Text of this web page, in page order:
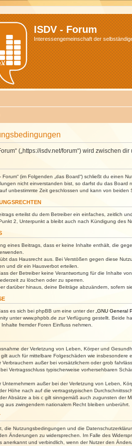
ISDV - Forum
Interessengemeinschaft der
(„https://isdv.net/forum“) wird
Forum“ (im Folgenden „das Board“) schließt du einen
nicht einverstanden bist, so darfst du das
unbestimmte Zeit geschlossen und kann von
erteilst du dem Betreiber ein einfaches, zeitlich
2, Unterpunkt a bleibt auch nach Kündigung des
eines Beitrags, dass er keine Inhalte enthält, die
das Hausrecht aus. Bei Verstößen gegen diese
und dir ein Hausverbot erteilen.
der Betreiber keine Verantwortung für die Inhalte
zu löschen oder zu sperren.
darüber hinaus, deine Beiträge abzuändern, sofern
es sich bei phpBB um eine unter der „ GNU General
unter www.phpbb.de zur Verfügung gestellt. Beide
fremder Foren Einfluss nehmen.
der Verletzung von Leben, Körper und
auch für mittelbare Folgeschäden wie insbesondere
außer bei vorsätzlichem oder grob
Vertragsschluss typischerweise vorhersehbaren
außer bei der Verletzung von Leben,
Höhe nach auf die vertragstypischen
Absätze a bis c gilt sinngemäß auch zugunsten der
aus zwingendem nationalem Recht bleiben unberührt.
die Nutzungsbedingungen und die
Änderungen zu widersprechen. Im Falle des
anerkannt und verbindlich, wenn der Nutzer den